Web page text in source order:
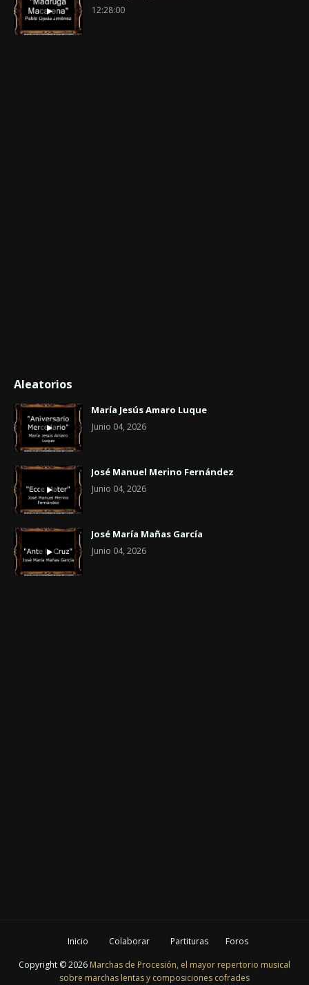
12:28:00
Aleatorios
María Jesús Amaro Luque
Junio 04, 2026
José Manuel Merino Fernández
Junio 04, 2026
José María Mañas García
Junio 04, 2026
Inicio Colaborar Partituras
Foros
Copyright ©2026 Marchas de Procesión, el mayor repertorio musical
sobre marchas lentas y composiciones cofrades